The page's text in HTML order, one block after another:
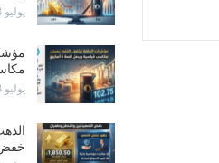
يوليو 23, 2026
يوليو 23, 2026
خفض